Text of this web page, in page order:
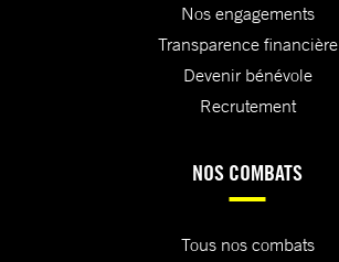
Nos engagements
Transparence financière
Devenir bénévole
Recrutement
NOS COMBATS
Tous nos combats